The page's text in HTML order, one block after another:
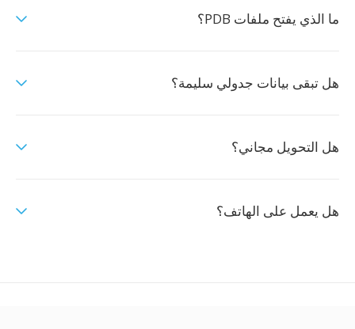
ما الذي يفتح ملفات PDB؟
هل تبقى بيانات جدولي سليمة؟
هل التحويل مجاني؟
هل يعمل على الهاتف؟